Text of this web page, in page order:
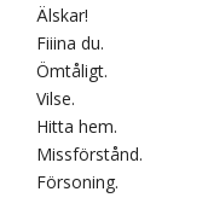
Älskar!
Fiiina du.
Ömtåligt.
Vilse.
Hitta hem.
Missförstånd.
Försoning.